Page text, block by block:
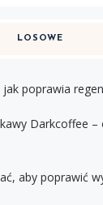
LOSOWE
poprawia
Darkcoffee
aby poprawić